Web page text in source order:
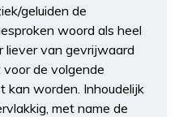
geluiden de
woord als heel
liever van gevrijwaard
de volgende
kan worden. Inhoudelijk
met name de